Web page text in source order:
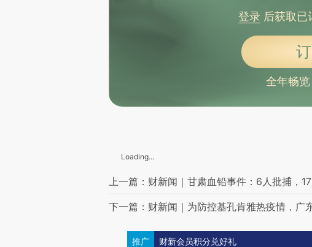
冒领养老金十余年累计达26万元，内蒙古一男子被刑拘
张廷生出任甘肃省疾控中心党委书记、主任
欧洲理事会主席科斯塔、欧盟委员会主席冯德莱恩将访华
中国队在世界杯夺冠了，是机器人队
2025暑期档电影总票房已破40亿元
陕西神木发文：路边停车免费
领导视察才开门，山西运城一地的农村公厕被曝光
普京会见伊朗最高领袖高级顾问 探讨伊核问题
登录后获取已
全年畅
Loading...
上一篇：财新闻｜甘肃血铅事件：6人批捕，
下一篇：财新闻｜为防控基孔肯雅热疫情，广
推广 财新会员积分兑好礼